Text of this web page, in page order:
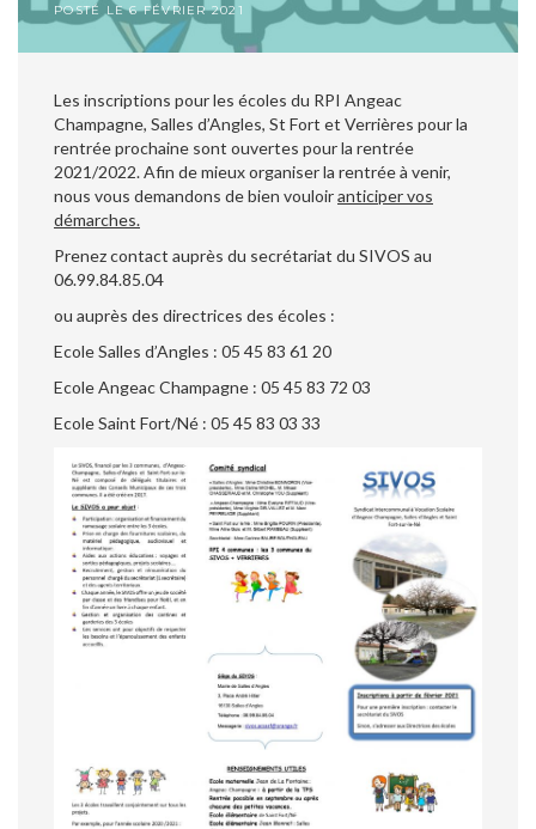
POSTÉ LE6 FÉVRIER 2021
Les inscriptions pour les écoles du RPI Angeac
Champagne, Salles d’Angles, St Fort et Verrières pour la
rentrée prochaine sont ouvertes pour la rentrée
2021/2022. Afin de mieux organiser la rentrée à venir,
nous vous demandons de bien vouloiranticiper vos
démarches.
Prenez contact auprès du secrétariat du SIVOS au
06.99.84.85.04
ou auprès des directrices des écoles :
Ecole Salles d’Angles : 05 45 83 61 20
Ecole Angeac Champagne : 05 45 83 72 03
Ecole Saint Fort/Né : 05 45 83 03 33